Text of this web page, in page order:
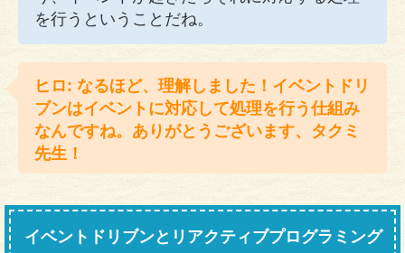
を行うということだね。
ヒロ: なるほど、理解しました！イベントドリ
ブンはイベントに対応して処理を行う仕組み
なんですね。ありがとうございます、タクミ
先生！
イベントドリブンとリアクティブプログラミング